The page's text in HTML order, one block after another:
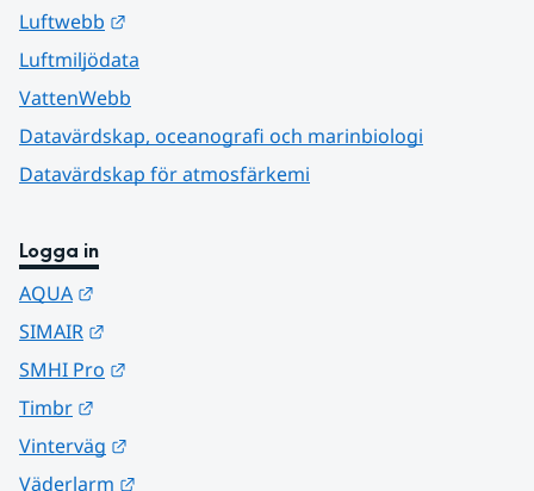
Luftwebb
Luftmiljödata
VattenWebb
Datavärdskap, oceanografi och marinbiologi
Datavärdskap för atmosfärkemi
Logga in
AQUA
SIMAIR
SMHI Pro
Timbr
Vinterväg
Väderlarm